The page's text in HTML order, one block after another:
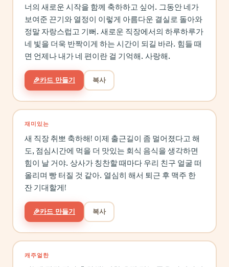
너의 새로운 시작을 함께 축하하고 싶어. 그동안 네가
보여준 끈기와 열정이 이렇게 아름다운 결실로 돌아와
정말 자랑스럽고 기뻐. 새로운 직장에서의 하루하루가
네 빛을 더욱 반짝이게 하는 시간이 되길 바라. 힘들 때
면 언제나 내가 네 편이란 걸 기억해. 사랑해.
🎉카드 만들기 복사
재미있는
새 직장 취뽀 축하해! 이제 출근길이 좀 멀어졌다고 해
도, 점심시간에 먹을 더 맛있는 회식 음식을 생각하면
힘이 날 거야. 상사가 칭찬할 때마다 우리 친구 얼굴 떠
올리며 빵 터질 것 같아. 열심히 해서 퇴근 후 맥주 한
잔 기대할게!
🎉카드 만들기 복사
캐주얼한